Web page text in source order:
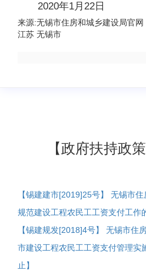
2020年1月22日
来源:无锡市住房和城乡建设局官网
江苏 无锡市
【政府扶持政
【锡建建市[2019]25号】 无锡市
规范建设工程农民工工资支付工作
【锡建规发[2018]4号】 无锡市住
市建设工程农民工工资支付管理实
止】